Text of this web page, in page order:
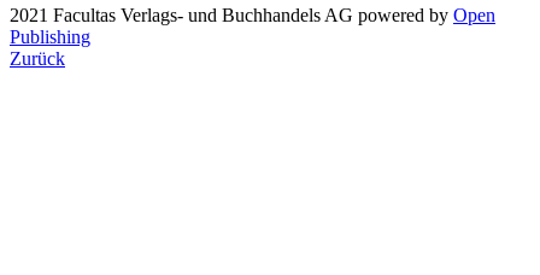
2021 Facultas Verlags- und Buchhandels AG powered by Open
Publishing
Zurück